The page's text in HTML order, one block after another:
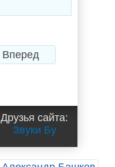
Вперед
Друзья сайта:
Звуки Бу